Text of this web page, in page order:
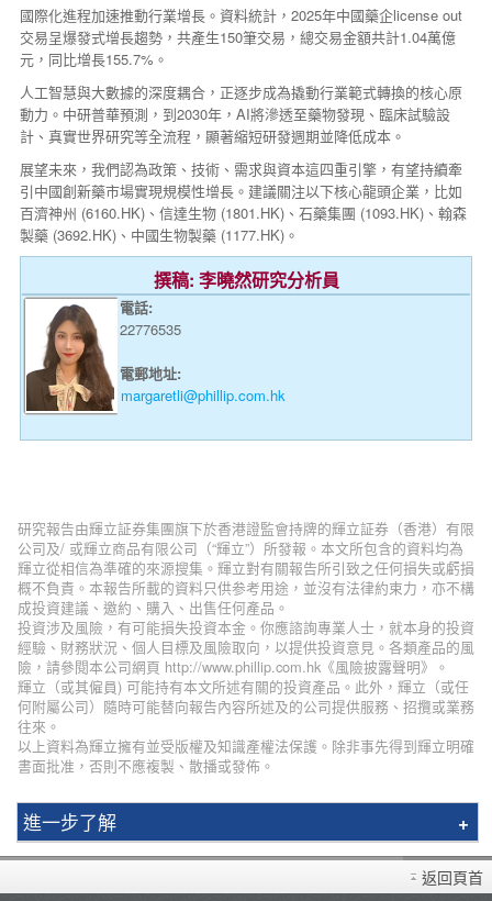
國際化進程加速推動行業增長。資料統計，2025年中國藥企license out
交易呈爆發式增長趨勢，共產生150筆交易，總交易金額共計1.04萬億
元，同比增長155.7%。
人工智慧與大數據的深度耦合，正逐步成為撬動行業範式轉換的核心原
動力。中研普華預測，到2030年，AI將滲透至藥物發現、臨床試驗設
計、真實世界研究等全流程，顯著縮短研發週期並降低成本。
展望未來，我們認為政策、技術、需求與資本這四重引擎，有望持續牽
引中國創新藥市場實現規模性增長。建議關注以下核心龍頭企業，比如
百濟神州 (6160.HK)、信達生物 (1801.HK)、石藥集團 (1093.HK)、翰森
製藥 (3692.HK)、中國生物製藥 (1177.HK)。
撰稿: 李曉然研究分析員
電話:
22776535
電郵地址:
margaretli@phillip.com.hk
研究報告由輝立証券集團旗下於香港證監會持牌的輝立証券（香港）有限
公司及/ 或輝立商品有限公司（“輝立”）所發報。本文所包含的資料均為
輝立從相信為準確的來源搜集。輝立對有關報告所引致之任何損失或虧損
概不負責。本報告所載的資料只供参考用途，並沒有法律約束力，亦不構
成投資建議、邀約、購入、出售任何產品。
投資涉及風險，有可能損失投資本金。你應諮詢專業人士，就本身的投資
經驗、財務狀況、個人目標及風險取向，以提供投資意見。各類產品的風
險，請參閱本公司網頁 http://www.phillip.com.hk《風險披露聲明》。
輝立（或其僱員) 可能持有本文所述有關的投資產品。此外，輝立（或任
何附屬公司）隨時可能替向報告內容所述及的公司提供服務、招攬或業務
往來。
以上資料為輝立擁有並受版權及知識產權法保護。除非事先得到輝立明確
書面批准，否則不應複製、散播或發佈。
進一步了解
研究報告
市況評論
返回頁首